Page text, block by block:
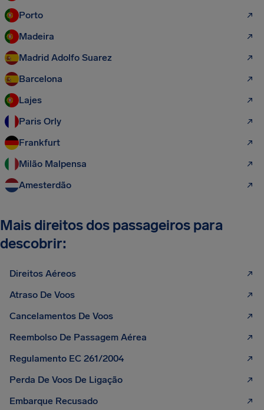
Porto
Madeira
Madrid Adolfo Suarez
Barcelona
Lajes
Paris Orly
Frankfurt
Milão Malpensa
Amesterdão
Mais direitos dos passageiros para
descobrir:
Direitos Aéreos
Atraso De Voos
Cancelamentos De Voos
Reembolso De Passagem Aérea
Regulamento EC 261/2004
Perda De Voos De Ligação
Embarque Recusado